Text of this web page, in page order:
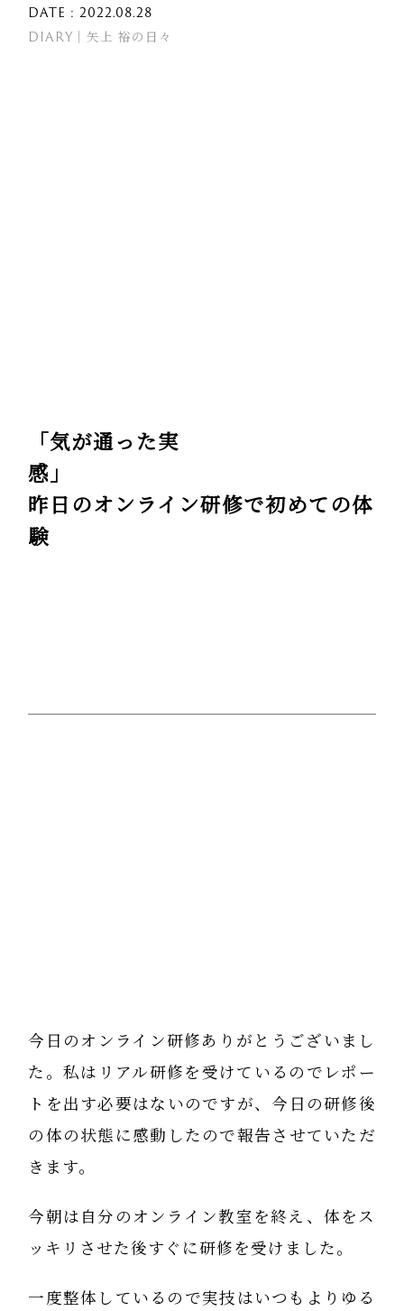
DATE : 2022.08.28
DIARY｜矢上 裕の日々
「気が通った実
感」
昨日のオンライン研修で初めての体
験
今日のオンライン研修ありがとうございまし
た。私はリアル研修を受けているのでレポー
トを出す必要はないのですが、今日の研修後
の体の状態に感動したので報告させていただ
きます。
今朝は自分のオンライン教室を終え、体をス
ッキリさせた後すぐに研修を受けました。
一度整体しているので実技はいつもよりゆる